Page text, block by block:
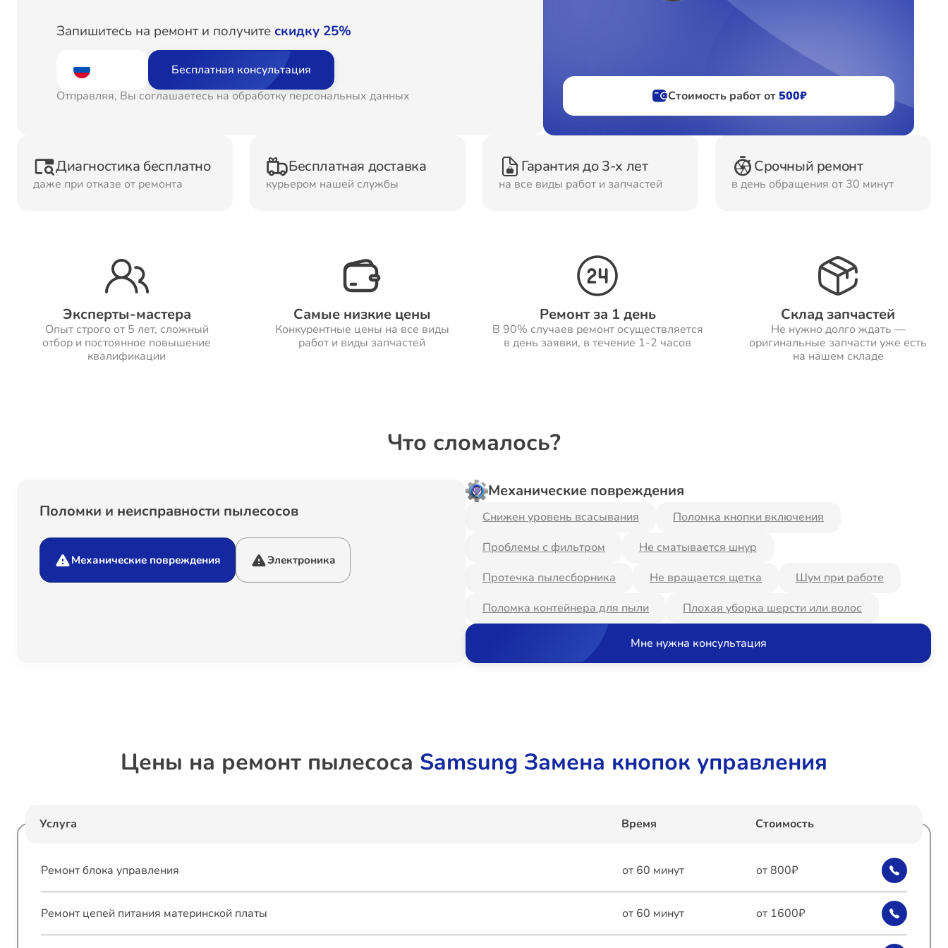
Запишитесь на ремонт и получитескидку 25%
Бесплатная консультация
Отправляя, Вы соглашаетесь на обработку персональных данных
Стоимость работ от500₽
Диагностика бесплатно
даже при отказе от ремонта
Бесплатная доставка
курьером нашей службы
Гарантия до 3-х лет
на все виды работ и запчастей
Срочный ремонт
в день обращения от 30 минут
Эксперты-мастера
Опыт строго от 5 лет, сложный
отбор и постоянное повышение
квалификации
Самые низкие цены
Конкурентные цены на все виды
работ и виды запчастей
Ремонт за 1 день
В 90% случаев ремонт осуществляется
в день заявки, в течение 1-2 часов
Склад запчастей
Не нужно долго ждать —
оригинальные запчасти уже есть
на нашем складе
Что сломалось?
Поломки и неисправности пылесосов
Механические повреждения Электроника
Механические повреждения
Снижен уровень всасывания
Поломка кнопки включения
Проблемы с фильтром
Не сматывается шнур
Протечка пылесборника
Не вращается щетка
Шум при работе
Поломка контейнера для пыли
Плохая уборка шерсти или волос
Мне нужна консультация
Цены на ремонт пылесоса Samsung Замена кнопок управления
Услуга Время Стоимость
Ремонт блока управления от 60 минут от 800₽
Ремонт цепей питания материнской платы от 60 минут от 1600₽
Водонагревателей
Ремонт Вытяжек
Ремонт Холодильных
камер
Ремонт Морозильных
камер
Ремонт ТВ-приставок
машин
Ремонт Стиральных
машин
Ремонт Сплит-систем